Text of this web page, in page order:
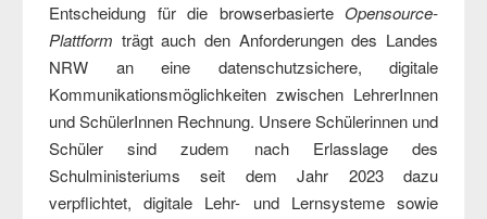
Entscheidung für die browserbasierte Opensource-
Plattform trägt auch den Anforderungen des Landes
NRW an eine datenschutzsichere, digitale
Kommunikationsmöglichkeiten zwischen LehrerInnen
und SchülerInnen Rechnung. Unsere Schülerinnen und
Schüler sind zudem nach Erlasslage des
Schulministeriums seit dem Jahr 2023 dazu
verpflichtet, digitale Lehr- und Lernsysteme sowie